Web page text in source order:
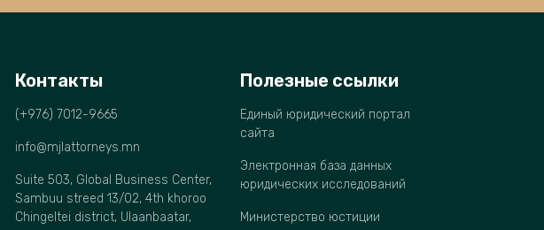
Контакты
(+976) 7012-9665
info@mjlattorneys.mn
Suite 503, Global Business Center,
Sambuu streed 13/02, 4th khoroo
Chingeltei district, Ulaanbaatar,
Полезные ссылки
Единый юридический портал
сайта
Электронная база данных
юридических исследований
Министерство юстиции